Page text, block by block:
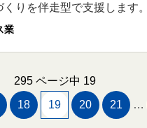
りを伴走型で支援します。
業
295 ページ中 19
18 19 20 21 …